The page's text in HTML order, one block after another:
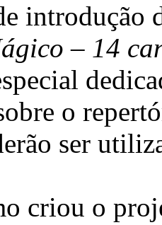
– 14
o
ser
criou o